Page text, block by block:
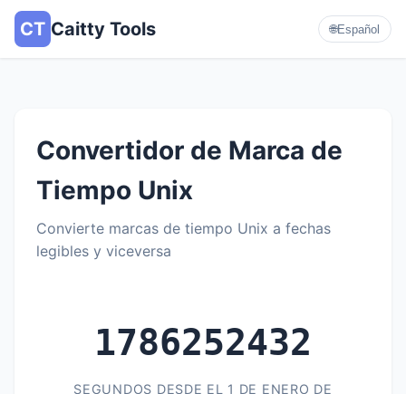
CT Caitty Tools 🌐Español
Convertidor de Marca de
Tiempo Unix
Convierte marcas de tiempo Unix a fechas
legibles y viceversa
1786252432
SEGUNDOS DESDE EL 1 DE ENERO DE